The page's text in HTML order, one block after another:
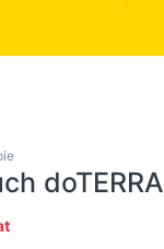
doTERRA